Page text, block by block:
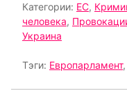
Категории: ЕС,
человека,
Украина
Тэги: Европарламент,